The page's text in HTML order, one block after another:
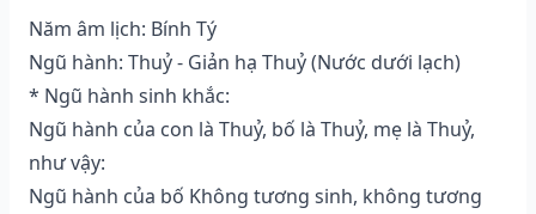
Năm âm lịch: Bính Tý
Ngũ hành: Thuỷ - Giản hạ Thuỷ (Nước dưới lạch)
* Ngũ hành sinh khắc:
Ngũ hành của con là Thuỷ, bố là Thuỷ, mẹ là Thuỷ,
như vậy:
Ngũ hành của bố Không tương sinh, không tương